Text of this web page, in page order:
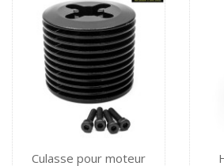
Culasse pour moteur